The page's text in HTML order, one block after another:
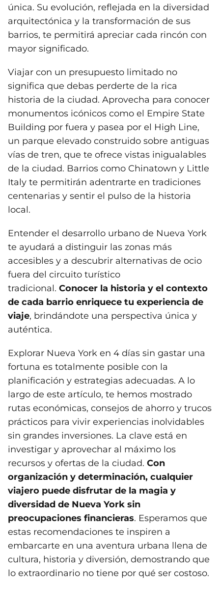
única. Su evolución, reflejada en la diversidad
arquitectónica y la transformación de sus
barrios, te permitirá apreciar cada rincón con
mayor significado.
Viajar con un presupuesto limitado no
significa que debas perderte de la rica
historia de la ciudad. Aprovecha para conocer
monumentos icónicos como el Empire State
Building por fuera y pasea por el High Line,
un parque elevado construido sobre antiguas
vías de tren, que te ofrece vistas inigualables
de la ciudad. Barrios como Chinatown y Little
Italy te permitirán adentrarte en tradiciones
centenarias y sentir el pulso de la historia
local.
Entender el desarrollo urbano de Nueva York
te ayudará a distinguir las zonas más
accesibles y a descubrir alternativas de ocio
fuera del circuito turístico
tradicional. Conocer la historia y el contexto
de cada barrio enriquece tu experiencia de
viaje, brindándote una perspectiva única y
auténtica.
Explorar Nueva York en 4 días sin gastar una
fortuna es totalmente posible con la
planificación y estrategias adecuadas. A lo
largo de este artículo, te hemos mostrado
rutas económicas, consejos de ahorro y trucos
prácticos para vivir experiencias inolvidables
sin grandes inversiones. La clave está en
investigar y aprovechar al máximo los
recursos y ofertas de la ciudad. Con
organización y determinación, cualquier
viajero puede disfrutar de la magia y
diversidad de Nueva York sin
preocupaciones financieras. Esperamos que
estas recomendaciones te inspiren a
embarcarte en una aventura urbana llena de
cultura, historia y diversión, demostrando que
lo extraordinario no tiene por qué ser costoso.